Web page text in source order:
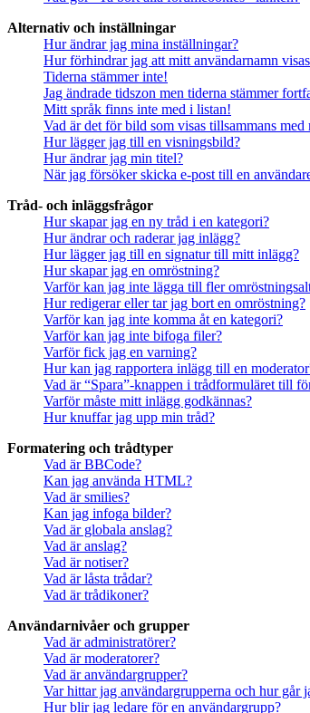
Alternativ och inställningar
Hur ändrar jag mina inställningar?
Hur förhindrar jag att mitt användarnamn
Tiderna stämmer inte!
Jag ändrade tidszon men tiderna stämmer
Mitt språk finns inte med i listan!
Vad är det för bild som visas tillsammans med
Hur lägger jag till en visningsbild?
Hur ändrar jag min titel?
När jag försöker skicka e-post till en
Tråd- och inläggsfrågor
Hur skapar jag en ny tråd i en kategori?
Hur ändrar och raderar jag inlägg?
Hur lägger jag till en signatur till mitt inlägg?
Hur skapar jag en omröstning?
Varför kan jag inte lägga till fler
Hur redigerar eller tar jag bort en omröstning?
Varför kan jag inte komma åt en kategori?
Varför kan jag inte bifoga filer?
Varför fick jag en varning?
Hur kan jag rapportera inlägg till en
Vad är “Spara”-knappen i trådformuläret till
Varför måste mitt inlägg godkännas?
Hur knuffar jag upp min tråd?
Formatering och trådtyper
Vad är BBCode?
Kan jag använda HTML?
Vad är smilies?
Kan jag infoga bilder?
Vad är globala anslag?
Vad är anslag?
Vad är notiser?
Vad är låsta trådar?
Vad är trådikoner?
Användarnivåer och grupper
Vad är administratörer?
Vad är moderatorer?
Vad är användargrupper?
Var hittar jag användargrupperna och hur går
Hur blir jag ledare för en användargrupp?